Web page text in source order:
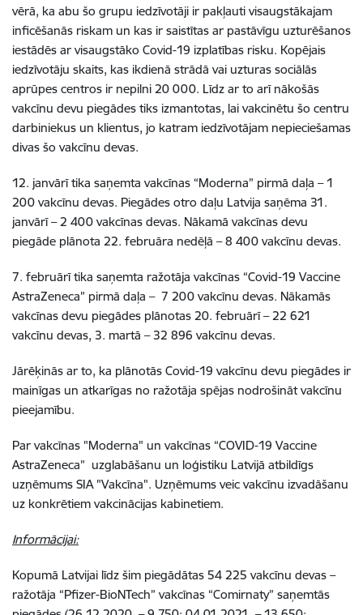
vērā, ka abu šo grupu iedzīvotāji ir pakļauti visaugstākajam
inficēšanās riskam un kas ir saistītas ar pastāvīgu uzturēšanos
iestādēs ar visaugstāko Covid-19 izplatības risku. Kopējais
iedzīvotāju skaits, kas ikdienā strādā vai uzturas sociālās
aprūpes centros ir nepilni 20 000. Līdz ar to arī nākošās
vakcīnu devu piegādes tiks izmantotas, lai vakcinētu šo centru
darbiniekus un klientus, jo katram iedzīvotājam nepieciešamas
divas šo vakcīnu devas.
12. janvārī tika saņemta vakcīnas “Moderna” pirmā daļa – 1
200 vakcīnu devas. Piegādes otro daļu Latvija saņēma 31.
janvārī – 2 400 vakcīnas devas. Nākamā vakcīnas devu
piegāde plānota 22. februāra nedēļā – 8 400 vakcīnu devas.
7. februārī tika saņemta ražotāja vakcīnas “Covid-19 Vaccine
AstraZeneca” pirmā daļa – 7 200 vakcīnu devas. Nākamās
vakcīnas devu piegādes plānotas 20. februārī – 22 621
vakcīnu devas, 3. martā – 32 896 vakcīnu devas.
Jārēķinās ar to, ka plānotās Covid-19 vakcīnu devu piegādes ir
mainīgas un atkarīgas no ražotāja spējas nodrošināt vakcīnu
pieejamību.
Par vakcīnas "Moderna" un vakcīnas “COVID-19 Vaccine
AstraZeneca” uzglabāšanu un loģistiku Latvijā atbildīgs
uzņēmums SIA "Vakcīna". Uzņēmums veic vakcīnu izvadāšanu
uz konkrētiem vakcinācijas kabinetiem.
Informācijai:
Kopumā Latvijai līdz šim piegādātas 54 225 vakcīnu devas –
ražotāja “Pfizer-BioNTech” vakcīnas “Comirnaty” saņemtās